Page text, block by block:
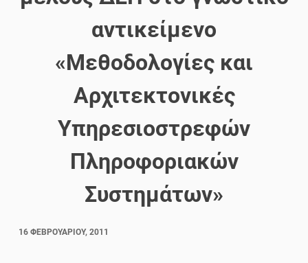
αντικείμενο
«Μεθοδολογίες και
Αρχιτεκτονικές
Υπηρεσιοστρεφών
Πληροφοριακών
Συστημάτων»
16 ΦΕΒΡΟΥΑΡΊΟΥ, 2011